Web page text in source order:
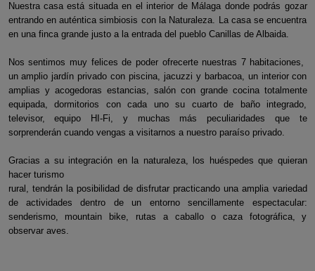
Nuestra casa está situada en el interior de Málaga donde podrás gozar
entrando en auténtica simbiosis con la Naturaleza. La casa se encuentra
en una finca grande justo a la entrada del pueblo Canillas de Albaida.
Nos sentimos muy felices de poder ofrecerte nuestras 7 habitaciones,
un amplio jardín privado con piscina, jacuzzi y barbacoa, un interior con
amplias y acogedoras estancias, salón con grande cocina totalmente
equipada, dormitorios con cada uno su cuarto de baño integrado,
televisor, equipo HI-Fi, y muchas más peculiaridades que te
sorprenderán cuando vengas a visitarnos a nuestro paraíso privado.
Gracias a su integración en la naturaleza, los huéspedes que quieran
hacer turismo
rural, tendrán la posibilidad de disfrutar practicando una amplia variedad
de actividades dentro de un entorno sencillamente espectacular:
senderismo, mountain bike, rutas a caballo o caza fotográfica, y
observar aves.